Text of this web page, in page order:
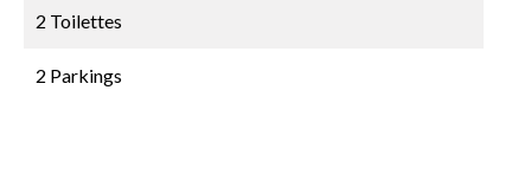
2 Toilettes
2 Parkings